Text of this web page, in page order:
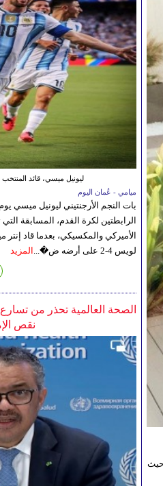
ليونيل ميسي، قائد المنتخب
ميامي - عُمان اليوم
بات النجم الأرجنتيني ليونيل ميسي
الرابطتين لكرة القدم، المسابقة
الأميركي والمكسيكي، بعدما قاد إنتر
لويس 4-2 على أرضه ض�...
المزيد
الصحة العالمية تحذر من
نقص
حيث